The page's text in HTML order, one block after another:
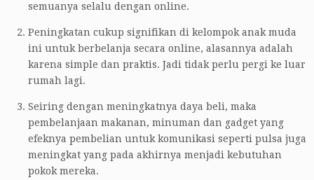
semuanya selalu dengan online.
Peningkatan cukup signifikan di kelompok anak muda
ini untuk berbelanja secara online, alasannya adalah
karena simple dan praktis. Jadi tidak perlu pergi ke luar
rumah lagi.
Seiring dengan meningkatnya daya beli, maka
pembelanjaan makanan, minuman dan gadget yang
efeknya pembelian untuk komunikasi seperti pulsa juga
meningkat yang pada akhirnya menjadi kebutuhan
pokok mereka.